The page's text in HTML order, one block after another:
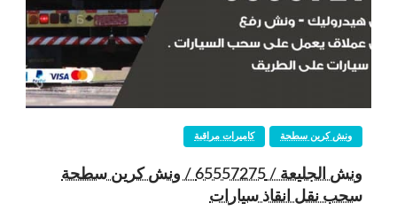
كاميرات مراقبة ونش كرين سطحة
ونش الجليعة / 65557275 / ونش كرين سطحة
سحب نقل انقاذ سيارات